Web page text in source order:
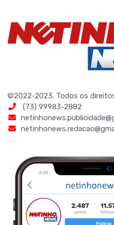
©2022-2023. Todos os
(73) 99983-2882